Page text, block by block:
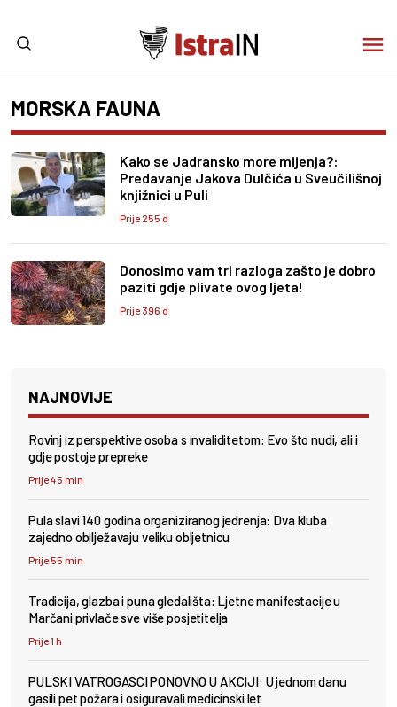
MORSKA FAUNA
Kako se Jadransko more mijenja?:
Predavanje Jakova Dulčića u Sveučilišnoj
knjižnici u Puli
Prije 255 d
Donosimo vam tri razloga zašto je dobro
paziti gdje plivate ovog ljeta!
Prije 396 d
NAJNOVIJE
Rovinj iz perspektive osoba s invaliditetom: Evo što nudi, ali i
gdje postoje prepreke
Prije 45 min
Pula slavi 140 godina organiziranog jedrenja: Dva kluba
zajedno obilježavaju veliku obljetnicu
Prije 55 min
Tradicija, glazba i puna gledališta: Ljetne manifestacije u
Marčani privlače sve više posjetitelja
Prije 1 h
PULSKI VATROGASCI PONOVNO U AKCIJI: U jednom danu
gasili pet požara i osiguravali medicinski let